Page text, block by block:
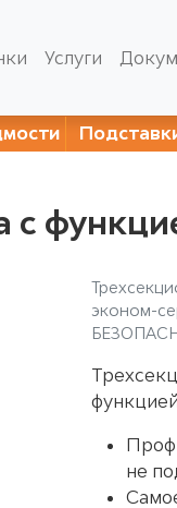
Услуги
с
эконом-
не